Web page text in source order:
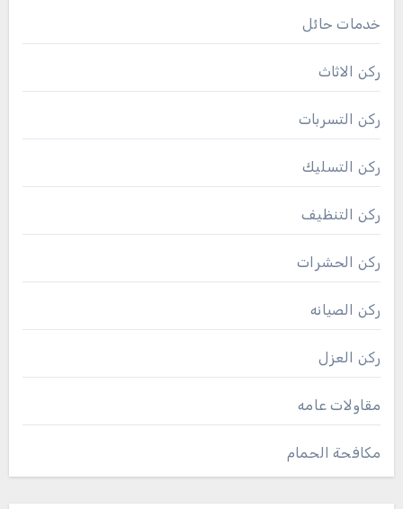
خدمات حائل
ركن الاثاث
ركن التسربات
ركن التسليك
ركن التنظيف
ركن الحشرات
ركن الصيانه
ركن العزل
مقاولات عامه
مكافحة الحمام